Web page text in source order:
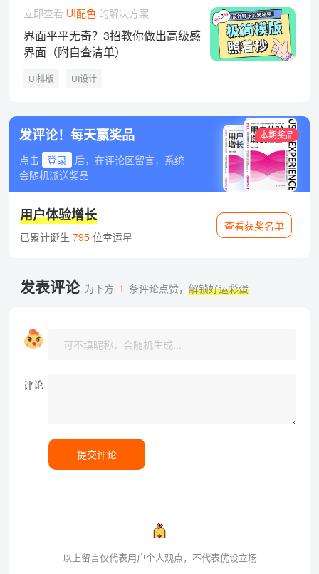
立即查看 UI配色的解决方案
界面平平无奇？3招教你做出高级感
界面（附自查清单）
UI排版 UI设计
发评论！每天赢奖品
点击 登录
后，在评论区留言，系统
会随机派送奖品
本期奖品
用户体验增长
已累计诞生 795位幸运星
查看获奖名单
发表评论 为下方 1 条评论点赞，解锁好运彩蛋
评论
提交评论
以上留言仅代表用户个人观点，不代表优设立场